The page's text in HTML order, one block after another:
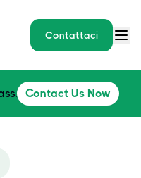
Contattaci
Contact Us Now